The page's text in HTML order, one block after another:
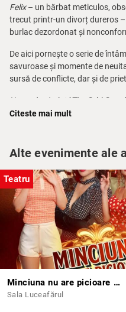
Felix– un bărbat meticulos,
trecut printr-un divorț dureros
burlac dezordonat și
De aici pornește o serie de
savuroase și momente de
sursă de conflicte, dar și de
Un cuplu ciudat (The Odd Couple
prietenie, adaptare și felul în
Votată „Comedia secolului XX”,
spectacol actual, plin de
regăsi cu siguranță!
Distribuția:
Alex Conovaru
Angel Popescu
Delia Nartea
Gloria Găitan
Marius Drogeanu
Șerban Georgevici
Bogdan Ghițulescu
Citeste mai mult
Alte evenimente ale
Teatru
Minciuna nu are picioare atât de lungi
Sala Luceafărul